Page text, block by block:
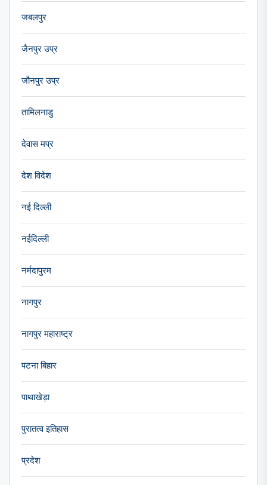
जबलपुर
जैनपुर उप्र
जौनपुर उप्र
तामिलनाडु
देवास मप्र
देश विदेश
नई दिल्ली
नईदिल्ली
नर्मदापुरम
नागपुर
नागपुर महाराष्ट्र
पटना बिहार
पाथाखेड़ा
पुरातत्व इतिहास
प्रदेश